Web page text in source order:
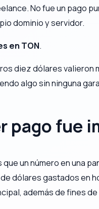
No fue un pago
dominio y servidor.
en TON.
diez dólares valieron
algo sin ninguna
pago fue
un número en una
dólares gastados en
además de fines